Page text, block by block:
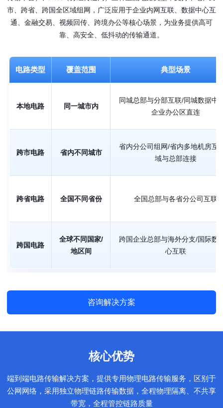
市、跨省、跨国全区域组网，广泛应用于企业内网互联、数据中心互
通、金融交易、视频回传、跨境办公等核心场景，为业务提供高可
靠、高安全、低抖动的传输通道。
电路类型 覆盖范围 典型场景
本地电路 同一城市内
同城总部与分部互联/同城数据中
企业办公区直连
跨市电路 省内不同城市
省内分公司组网/省内多地机房互
域与总部连接
跨省电路 全国不同省份 全国总部与各省分公司互联
跨国电路
全球不同国家/
地区间
跨国企业总部与海外分支/国际数
心互联
咨询解决方案
核心优势
端到端电路传输解决方案，提供专用物理电路传输服务，区别于
公网网络，采用独立物理链路传输数据，全程物理隔离、不共享
带宽，全程管控链路质量